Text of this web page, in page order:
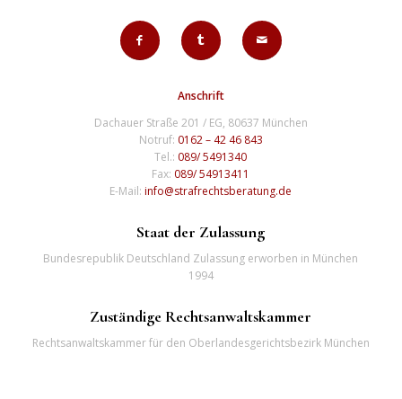
Anschrift
Dachauer Straße 201 / EG, 80637 München
Notruf: 0162 – 42 46 843
Tel.: 089/ 5491340
Fax: 089/ 54913411
E-Mail:info@strafrechtsberatung.de
Staat der Zulassung
Bundesrepublik Deutschland Zulassung erworben in München
1994
Zuständige Rechtsanwaltskammer
Rechtsanwaltskammer für den Oberlandesgerichtsbezirk München